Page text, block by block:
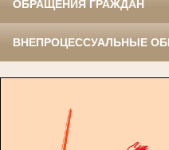
ОБРАЩЕНИЯ ГРАЖДАН
ВНЕПРОЦЕССУАЛЬНЫЕ